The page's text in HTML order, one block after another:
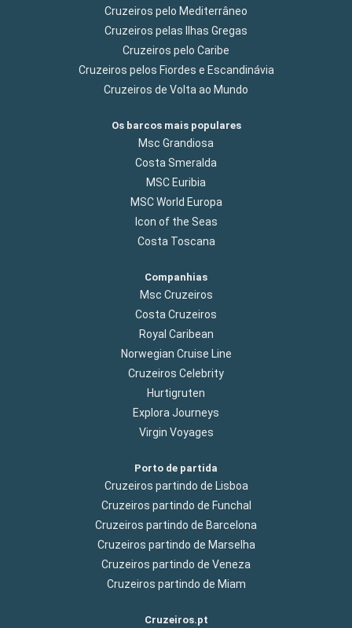
Cruzeiros pelo Mediterrâneo
Cruzeiros pelas Ilhas Gregas
Cruzeiros pelo Caribe
Cruzeiros pelos Fiordes e Escandinávia
Cruzeiros de Volta ao Mundo
Os barcos mais populares
Msc Grandiosa
Costa Smeralda
MSC Euribia
MSC World Europa
Icon of the Seas
Costa Toscana
Companhias
Msc Cruzeiros
Costa Cruzeiros
Royal Caribean
Norwegian Cruise Line
Cruzeiros Celebrity
Hurtigruten
Explora Journeys
Virgin Voyages
Porto de partida
Cruzeiros partindo de Lisboa
Cruzeiros partindo de Funchal
Cruzeiros partindo de Barcelona
Cruzeiros partindo de Marselha
Cruzeiros partindo de Veneza
Cruzeiros partindo de Miam
Cruzeiros.pt